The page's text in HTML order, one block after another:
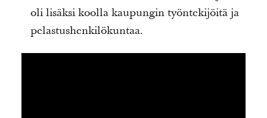
oli lisäksi koolla kaupungin työntekijöitä ja
pelastushenkilökuntaa.